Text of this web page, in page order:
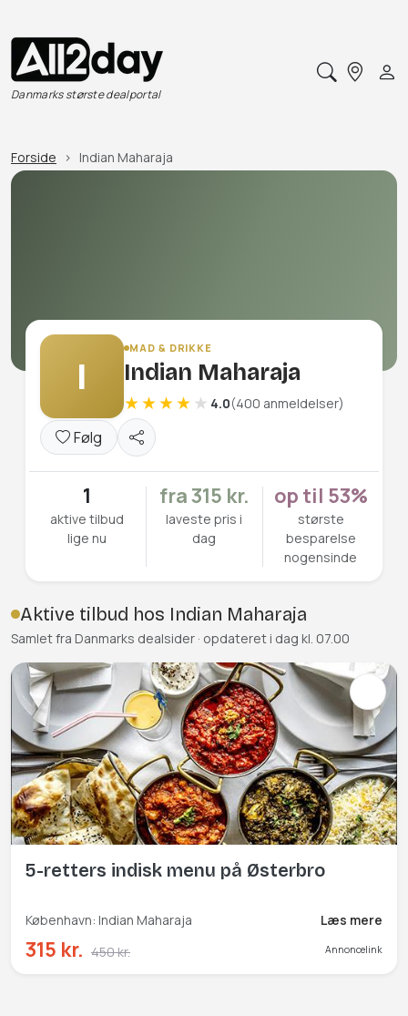
Danmarks største dealportal
Forside Indian Maharaja
I
MAD & DRIKKE
Indian Maharaja
4.0(400 anmeldelser)
Følg
1
aktive tilbud
lige nu
fra 315 kr.
laveste pris i
dag
op til 53%
største
besparelse
nogensinde
Aktive tilbud hos Indian Maharaja
Samlet fra Danmarks dealsider · opdateret i dag kl. 07.00
5-retters indisk menu på Østerbro
København: Indian Maharaja Læs mere
315 kr. 450 kr. Annoncelink